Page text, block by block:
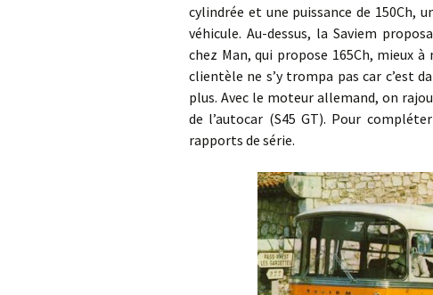
cylindrée et une puissance de 150Ch,
véhicule. Au-dessus, la Saviem
chez Man, qui propose 165Ch, mieux
clientèle ne s’y trompa pas car c’est
plus. Avec le moteur allemand, on
de l’autocar (S45 GT). Pour
rapports de série.